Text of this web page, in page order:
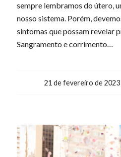
sempre lembramos do útero,
nosso sistema. Porém,
sintomas que possam revelar
Sangramento e corrimento…
21 de fevereiro de 2023
/